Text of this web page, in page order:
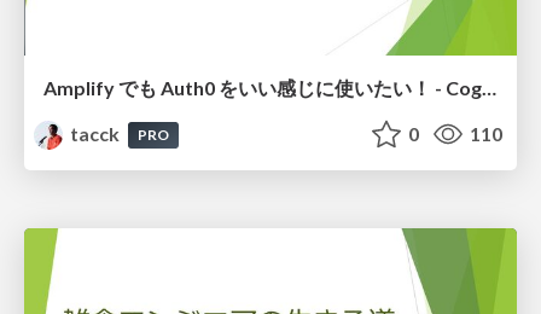
Amplify でも Auth0 をいい感じに使いたい！ - Cognito Identity Pool を使った認証情報の連携 #auth0
tacck
PRO 0 110